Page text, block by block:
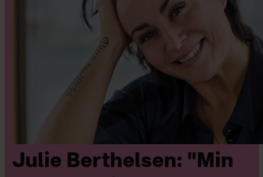
Julie Berthelsen: "Min